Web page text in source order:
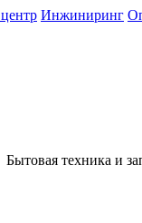
Инжиниринг
Бытовая техника и